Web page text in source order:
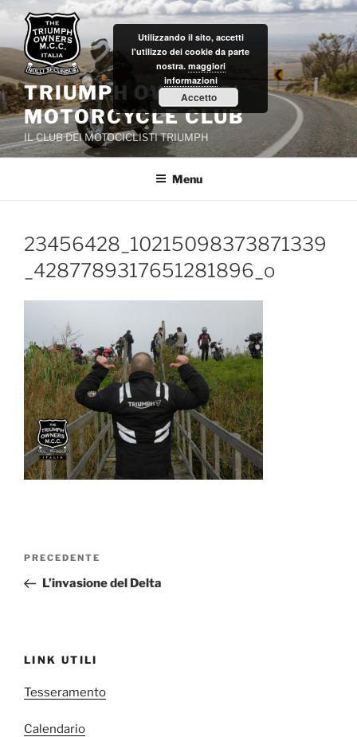
Salta
contenuto
TRIUMPH OWNERS'
MOTORCYCLE CLUB
IL CLUB DEI MOTOCICLISTI TRIUMPH
Menu
23456428_10215098373871339
_4287789317651281896_o
Navigazione
Articolo
precedente:
PRECEDENTE
L’invasione del Delta
LINK UTILI
Tesseramento
Calendario
Utilizzando il sito, accetti
l'utilizzo dei cookie da parte
nostra. maggiori
informazioni
Accetto